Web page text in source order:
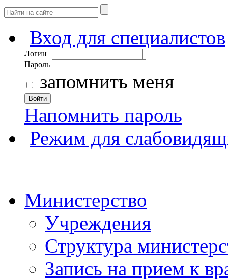
Вход для специалистов
Логин
Пароль
запомнить меня
Войти
Напомнить пароль
Режим для
Министерство
Учреждения
Структура
Запись на прием к